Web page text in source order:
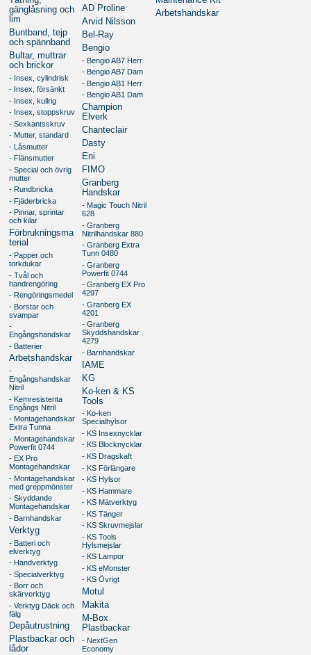
gänglåsning och
lim
Buntband, tejp
och spännband
Bultar, muttrar
och brickor
- Insex, cylindrisk
- Insex, försänkt
- Insex, kullrig
- Insex, stoppskruv
- Sexkantsskruv
- Mutter, standard
- Låsmutter
- Flänsmutter
- Special och övrig
mutter
- Rundbricka
- Fjäderbricka
- Pinnar, sprintar
och kilar
Förbrukningsma
terial
- Papper och
torkdukar
- Tvål och
handrengöring
- Rengöringsmedel
- Borstar och
svampar
-
Engångshandskar
- Batterier
Arbetshandskar
-
Engångshandskar
Nitril
- Kemresistenta
Engångs Nitril
- Montagehandskar
Extra Tunna
- Montagehandskar
Powerfit 0744
- EX Pro
Montagehandskar
- Montagehandskar
med greppmönster
- Skyddande
Montagehandskar
- Barnhandskar
Verktyg
- Batteri och
elverktyg
- Handverktyg
- Specialverktyg
- Borr och
skärverktyg
- Verktyg Däck och
fälg
Depåutrustning
Plastbackar och
lådor
AD Proline
Arvid Nilsson
Bel-Ray
Bengio
- Bengio AB7 Herr
- Bengio AB7 Dam
- Bengio AB1 Herr
- Bengio AB1 Dam
Champion
Elverk
Chanteclair
Dasty
Eni
FIMO
Granberg
Handskar
- Magic Touch Nitril
628
- Granberg
Nitrilhandskar 880
- Granberg Extra
Tunn 0480
- Granberg
Powerfit 0744
- Granberg EX Pro
4297
- Granberg EX
4201
- Granberg
Skyddshandskar
4279
- Barnhandskar
IAME
KG
Ko-ken & KS
Tools
- Ko-ken
Specialhylsor
- KS Insexnycklar
- KS Blocknycklar
- KS Dragskaft
- KS Förlängare
- KS Hylsor
- KS Hammare
- KS Mätverktyg
- KS Tänger
- KS Skruvmejslar
- KS Tools
Hylsmejslar
- KS Lampor
- KS eMonster
- KS Övrigt
Motul
Makita
M-Box
Plastbackar
- NextGen
Economy
Arbetshandskar